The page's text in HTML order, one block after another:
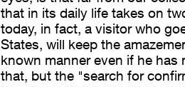
that in its daily life takes on
today, in fact, a visitor who
States, will keep the
known manner even if he
that, but the "search for